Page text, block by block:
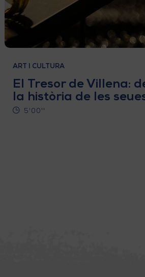
ART I CULTURA
El Tresor de Villena:
la història de les
5'00''